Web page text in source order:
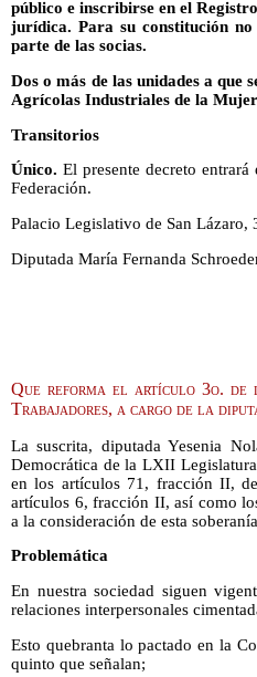
público e inscribirse en el
jurídica. Para su constitución
parte de las socias.
Dos o más de las unidades a que
Agrícolas Industriales de la
Transitorios
Único. El presente decreto
Federación.
Palacio Legislativo de San Lázaro,
Diputada María Fernanda
Que reforma el artículo 3o.
Trabajadores, a cargo de la
La suscrita, diputada Yesenia
Democrática de la LXII
en los artículos 71, fracción II,
artículos 6, fracción II, así como
a la consideración de esta
Problemática
En nuestra sociedad siguen
relaciones interpersonales
Esto quebranta lo pactado en la
quinto que señalan;